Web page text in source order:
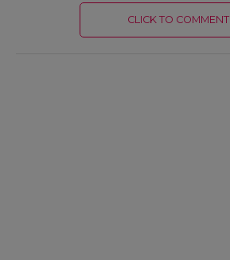
CLICK TO COMMENT